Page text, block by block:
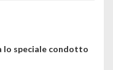
lo speciale condotto